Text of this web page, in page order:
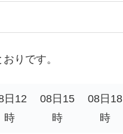
りです。
日12
時
08日15
時
08日18
時